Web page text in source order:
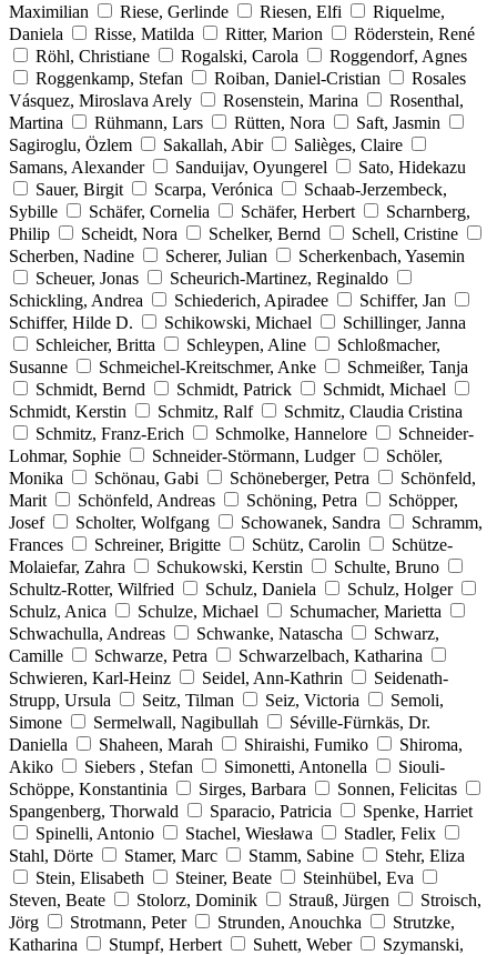
Maximilian
Riese, Gerlinde Riesen, Elfi
Riquelme,
Daniela
Risse, Matilda Ritter, Marion
Röderstein, René
Röhl, Christiane
Rogalski, Carola
Roggendorf, Agnes
Roggenkamp, Stefan
Roiban, Daniel-Cristian
Rosales
Vásquez, Miroslava Arely
Rosenstein, Marina
Rosenthal,
Martina
Rühmann, Lars Rütten, Nora
Saft, Jasmin
Sagiroglu, Özlem
Sakallah, Abir
Salièges, Claire
Samans, Alexander
Sanduijav, Oyungerel
Sato, Hidekazu
Sauer, Birgit
Scarpa, Verónica
Schaab-Jerzembeck,
Sybille
Schäfer, Cornelia Schäfer, Herbert
Scharnberg,
Philip
Scheidt, Nora Schelker, Bernd
Schell, Cristine
Scherben, Nadine
Scherer, Julian
Scherkenbach, Yasemin
Scheuer, Jonas
Scheurich-Martinez, Reginaldo
Schickling, Andrea
Schiederich, Apiradee
Schiffer, Jan
Schiffer, Hilde D.
Schikowski, Michael
Schillinger, Janna
Schleicher, Britta
Schleypen, Aline
Schloßmacher,
Susanne
Schmeichel-Kreitschmer, Anke
Schmeißer, Tanja
Schmidt, Bernd
Schmidt, Patrick
Schmidt, Michael
Schmidt, Kerstin
Schmitz, Ralf
Schmitz, Claudia Cristina
Schmitz, Franz-Erich
Schmolke, Hannelore
Schneider-
Lohmar, Sophie
Schneider-Störmann, Ludger
Schöler,
Monika
Schönau, Gabi Schöneberger, Petra
Schönfeld,
Marit
Schönfeld, Andreas Schöning, Petra
Schöpper,
Josef
Scholter, Wolfgang Schowanek, Sandra
Schramm,
Frances
Schreiner, Brigitte Schütz, Carolin
Schütze-
Molaiefar, Zahra
Schukowski, Kerstin
Schulte, Bruno
Schultz-Rotter, Wilfried
Schulz, Daniela
Schulz, Holger
Schulz, Anica
Schulze, Michael
Schumacher, Marietta
Schwachulla, Andreas
Schwanke, Natascha
Schwarz,
Camille
Schwarze, Petra
Schwarzelbach, Katharina
Schwieren, Karl-Heinz
Seidel, Ann-Kathrin
Seidenath-
Strupp, Ursula
Seitz, Tilman Seiz, Victoria
Semoli,
Simone
Sermelwall, Nagibullah
Séville-Fürnkäs, Dr.
Daniella
Shaheen, Marah Shiraishi, Fumiko
Shiroma,
Akiko
Siebers , Stefan Simonetti, Antonella
Siouli-
Schöppe, Konstantinia
Sirges, Barbara
Sonnen, Felicitas
Spangenberg, Thorwald
Sparacio, Patricia
Spenke, Harriet
Spinelli, Antonio
Stachel, Wiesława
Stadler, Felix
Stahl, Dörte
Stamer, Marc Stamm, Sabine
Stehr, Eliza
Stein, Elisabeth
Steiner, Beate
Steinhübel, Eva
Steven, Beate
Stolorz, Dominik Strauß, Jürgen
Stroisch,
Jörg
Strotmann, Peter Strunden, Anouchka
Strutzke,
Katharina
Stumpf, Herbert Suhett, Weber
Szymanski,